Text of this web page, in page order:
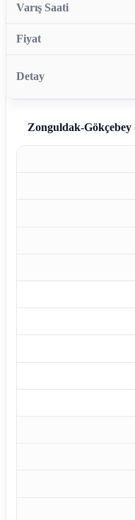
Zonguldak-Gökçebey